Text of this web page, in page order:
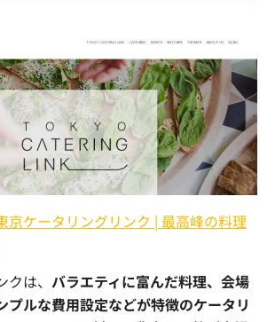
京ケータリングリンク | 最高峰の料理
は、 バラエティに富んだ料理、会場
プルな費用設定などが特徴のケータリ